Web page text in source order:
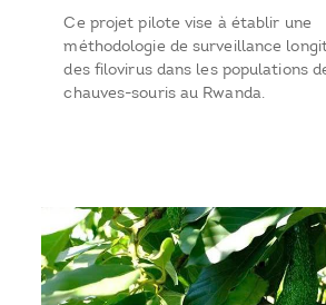
Ce projet pilote vise à établir une
méthodologie de surveillance
des filovirus dans les populations
chauves-souris au Rwanda.